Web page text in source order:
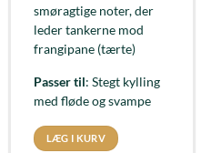
smøragtige noter, der
leder tankerne mod
frangipane (tærte)
Passer til: Stegt kylling
med fløde og svampe
LÆG I KURV